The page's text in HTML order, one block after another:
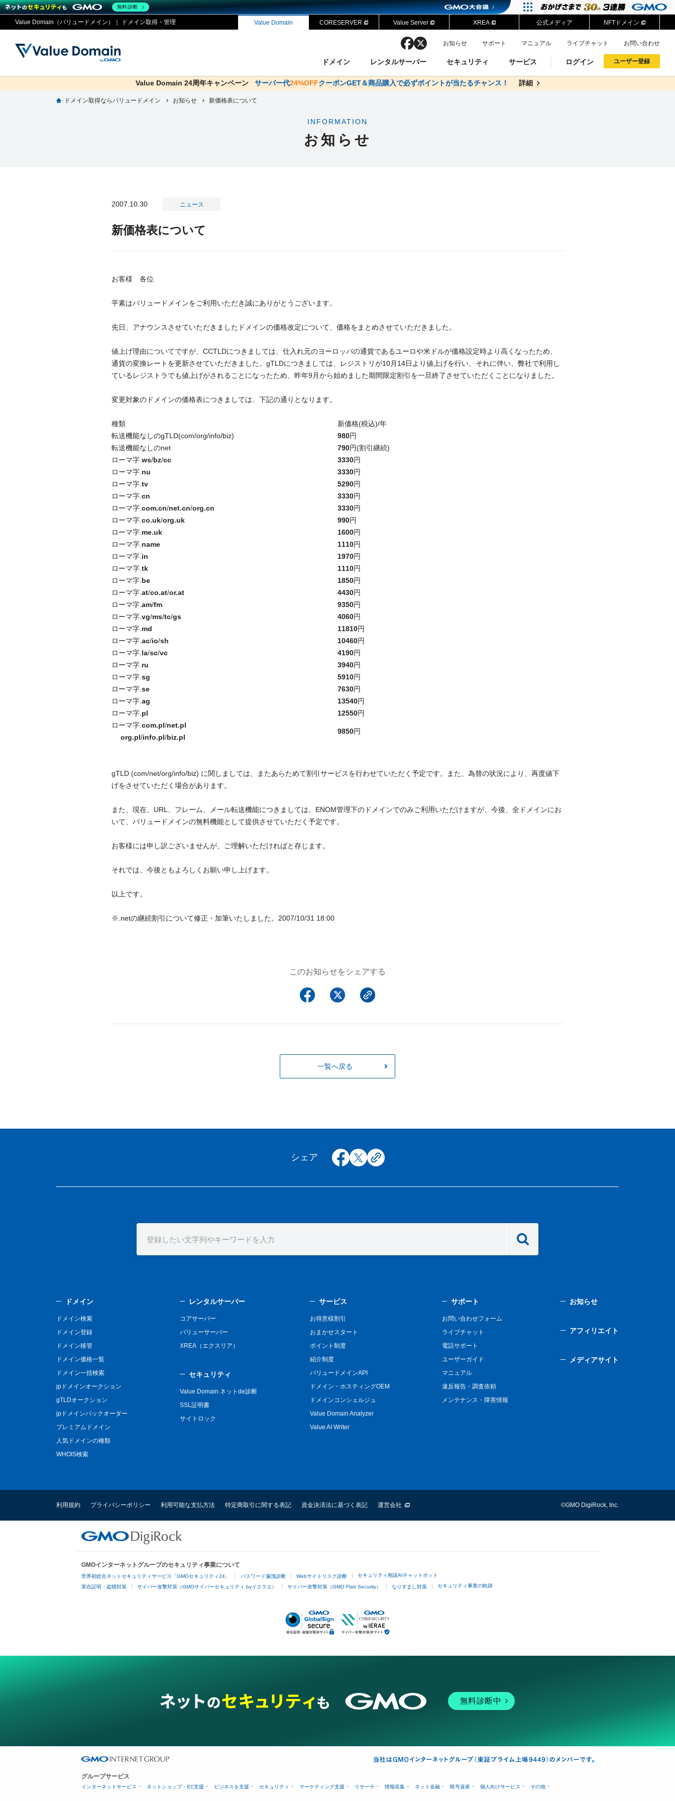
Value Domain（バリュードメイン）｜ ドメイン取得・管理 Value Domain CORESERVER Value Server XREA 公式メディア NFTドメイン
ドメイン
ドメイン ドメイン検索
レンタルサーバー
レンタルサーバー コアサーバー
セキュリティ
セキュリティ Value Domain ネットde診断
サービス
サービス お得意様割引
facebook お知らせ サポート マニュアル ライブチャット お問い合わせ
ログイン ユーザー登録
Value Domain 24周年キャンペーン サーバー代24%OFFクーポンGET＆商品購入で必ずポイントが当たるチャンス！ 詳細
co.jpドメイン✕コアサーバーV2ビジネス応援キャンペーン サーバー料金1年間無料 詳細
ドメイン取得ならバリュードメイン お知らせ 新価格表について
INFORMATION
お知らせ
2007.10.30 ニュース
新価格表について
お客様 各位
平素はバリュードメインをご利用いただき誠にありがとうございます。
先日、アナウンスさせていただきましたドメインの価格改定について、価格をまとめさせていただきました。
値上げ理由についてですが、CCTLDにつきましては、仕入れ元のヨーロッパの通貨であるユーロや米ドルが価格設定時より高くなったため、
通貨の変換レートを更新させていただきました。gTLDにつきましては、レジストリが10月14日より値上げを行い、それに伴い、弊社で利用し
ているレジストラでも値上げがされることになったため、昨年9月から始めました期間限定割引を一旦終了させていただくことになりました。
変更対象のドメインの価格表につきましては、下記の通りとなります。
種類
新価格(税込)/年
転送機能なしのgTLD(com/org/info/biz)
980円
転送機能なしのnet
790円(割引継続)
ローマ字. ws/bz/cc 3330円
ローマ字. nu 3330円
ローマ字. tv 5290円
ローマ字. cn 3330円
ローマ字. com.cn/net.cn/org.cn 3330円
ローマ字. co.uk/org.uk 990円
ローマ字. me.uk 1600円
ローマ字. name 1110円
ローマ字. in 1970円
ローマ字. tk 1110円
ローマ字. be 1850円
ローマ字. at/co.at/or.at 4430円
ローマ字. am/fm 9350円
ローマ字. vg/ms/tc/gs 4060円
ローマ字. md 11810円
ローマ字. ac/io/sh 10460円
ローマ字. la/sc/vc 4190円
ローマ字. ru 3940円
ローマ字. sg 5910円
ローマ字. se 7630円
ローマ字. ag 13540円
ローマ字. pl 12550円
ローマ字. com.pl/net.pl
org.pl/info.pl/biz.pl
9850円
gTLD (com/net/org/info/biz) に関しましては、またあらためて割引サービスを行わせていただく予定です。また、為替の状況により、再度値下
げをさせていただく場合があります。
また、現在、URL、フレーム、メール転送機能につきましては、ENOM管理下のドメインでのみご利用いただけますが、今後、全ドメインにお
いて、バリュードメインの無料機能として提供させていただく予定です。
お客様には申し訳ございませんが、ご理解いただければと存じます。
それでは、今後ともよろしくお願い申し上げます。
以上です。
※.netの継続割引について修正・加筆いたしました。2007/10/31 18:00
このお知らせをシェアする
一覧へ戻る
シェア facebook
x copy
ドメイン
ドメイン検索
ドメイン登録
ドメイン移管
ドメイン価格一覧
ドメイン一括検索
jpドメインオークション
gTLDオークション
jpドメインバックオーダー
プレミアムドメイン
人気ドメインの種類
WHOIS検索
レンタルサーバー
コアサーバー
バリューサーバー
XREA（エクスリア）
セキュリティ
Value Domain ネットde診断
SSL証明書
サイトロック
サービス
お得意様割引
おまかせスタート
ポイント制度
紹介制度
バリュードメインAPI
ドメイン・ホスティングOEM
ドメインコンシェルジュ
Value Domain Analyzer
Value AI Writer
サポート
お問い合わせフォーム
ライブチャット
電話サポート
ユーザーガイド
マニュアル
違反報告・調査依頼
メンテナンス・障害情報
お知らせ
アフィリエイト
メディアサイト
利用規約 プライバシーポリシー 利用可能な支払方法 特定商取引に関する表記 資金決済法に基づく表記 運営会社 ©GMO DigiRock, Inc.
GMOインターネットグループのセキュリティ事業について
世界初総合ネットセキュリティサービス「GMOセキュリティ24」 パスワード漏洩診断 Webサイトリスク診断 セキュリティ相談AIチャットボット
実在証明・盗聴対策 サイバー攻撃対策（GMOサイバーセキュリティ byイエラエ） サイバー攻撃対策（GMO Flatt Security） なりすまし対策 セキュリティ事業の軌跡
無料診断中
グループサービス
インターネットサービス ネットショップ・EC支援 ビジネスを支援 セキュリティ マーケティング支援 リサーチ 情報収集 ネット金融 暗号資産 個人向けサービス その他
無料診断